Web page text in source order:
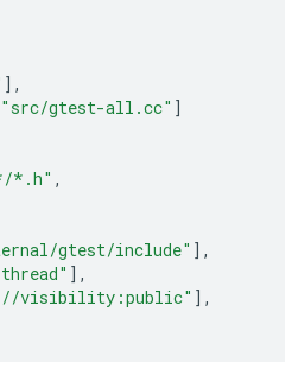
],
"src/gtest-all.cc" ]
*.h" ,
gtest/include" ],
],
visibility:public" ],